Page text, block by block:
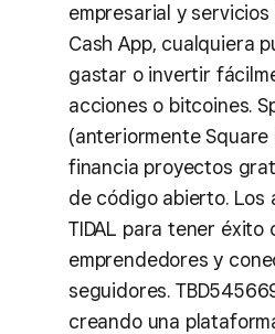
empresarial y servicios
Cash App, cualquiera
gastar o invertir
acciones o bitcoines.
(anteriormente
financia proyectos
de código abierto. Los
TIDAL para tener éxito
emprendedores y
seguidores.
creando una